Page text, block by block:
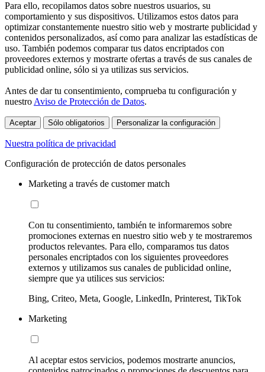
Para ello, recopilamos datos sobre nuestros usuarios, su
comportamiento y sus dispositivos. Utilizamos estos datos para
optimizar constantemente nuestro sitio web y mostrarte publicidad y
contenidos personalizados, así como para analizar las estadísticas de
uso. También podemos comparar tus datos encriptados con
proveedores externos y mostrarte ofertas a través de sus canales de
publicidad online, sólo si ya utilizas sus servicios.
Antes de dar tu consentimiento, comprueba tu configuración y
nuestroAviso de Protección de Datos.
Aceptar Sólo obligatorios Personalizar la configuración
Nuestra política de privacidad
Configuración de protección de datos personales
Marketing a través de customer match
Con tu consentimiento, también te informaremos sobre
promociones externas en nuestro sitio web y te mostraremos
productos relevantes. Para ello, comparamos tus datos
personales encriptados con los siguientes proveedores
externos y utilizamos sus canales de publicidad online,
siempre que ya utilices sus servicios:
Bing, Criteo, Meta, Google, LinkedIn, Printerest, TikTok
Marketing
Al aceptar estos servicios, podemos mostrarte anuncios,